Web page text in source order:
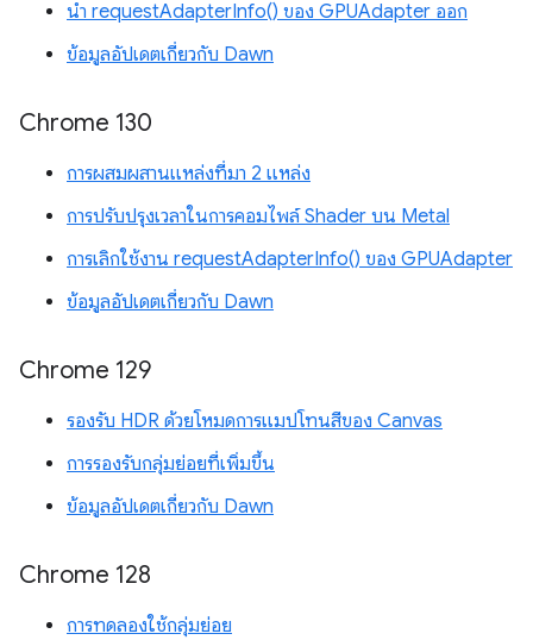
นำ requestAdapterInfo() ของ GPUAdapter ออก
ข้อมูลอัปเดตเกี่ยวกับ Dawn
Chrome 130
การผสมผสานแหล่งที่มา 2 แหล่ง
การปรับปรุงเวลาในการคอมไพล์ Shader บน Metal
การเลิกใช้งาน requestAdapterInfo() ของ GPUAdapter
ข้อมูลอัปเดตเกี่ยวกับ Dawn
Chrome 129
รองรับ HDR ด้วยโหมดการแมปโทนสีของ Canvas
การรองรับกลุ่มย่อยที่เพิ่มขึ้น
ข้อมูลอัปเดตเกี่ยวกับ Dawn
Chrome 128
การทดลองใช้กลุ่มย่อย